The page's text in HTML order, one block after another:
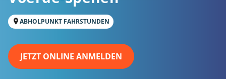
ABHOLPUNKT FAHRSTUNDEN
JETZT ONLINE ANMELDEN